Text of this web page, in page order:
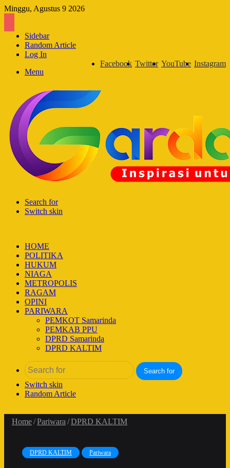
Minggu, Agustus 9 2026
Sidebar
Random Article
Log In
Instagram
YouTube
Twitter
Facebook
Menu
Search for
Switch skin
HOME
POLITIKA
HUKUM
NIAGA
METROPOLIS
RAGAM
OPINI
PARIWARA
PEMKOT Samarinda
PEMKAB PPU
DPRD Samarinda
DPRD KALTIM
Search for
Switch skin
Random Article
Home/Pariwara /DPRD KALTIM
DPRD KALTIM Pariwara